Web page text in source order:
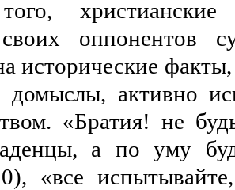
христианские
оппонентов
исторические
активно
«Братия! не
а по уму
«все